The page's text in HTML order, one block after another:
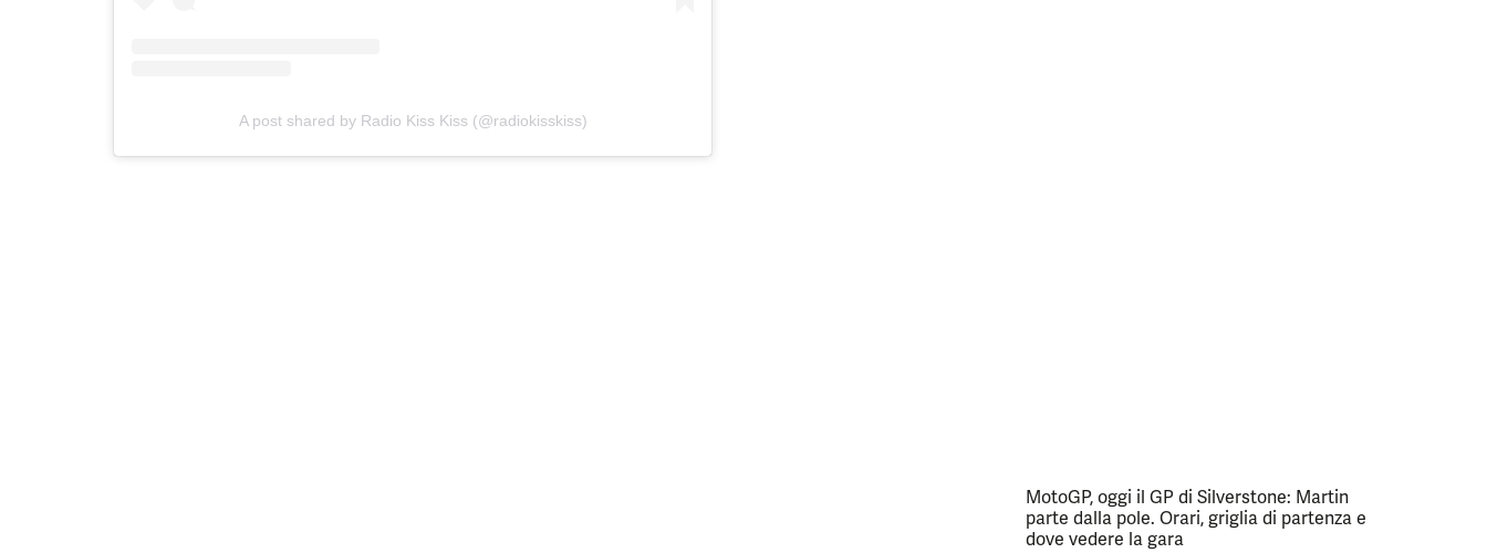
A post shared by Radio Kiss Kiss (@radiokisskiss)
MotoGP, oggi il GP di Silverstone: Martin
parte dalla pole. Orari, griglia di partenza e
dove vedere la gara